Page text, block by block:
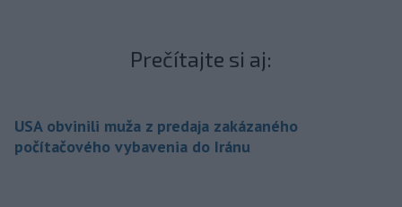
Prečítajte si aj:
USA obvinili muža z predaja zakázaného
počítačového vybavenia do Iránu